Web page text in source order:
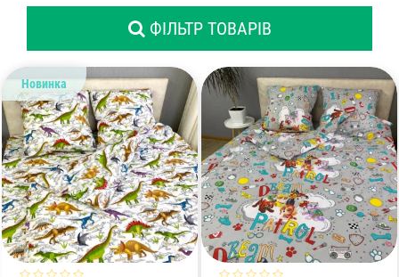
Комплекти з ковдр, подушок і постільної білизни
ФІЛЬТР ТОВАРІВ
Новинка